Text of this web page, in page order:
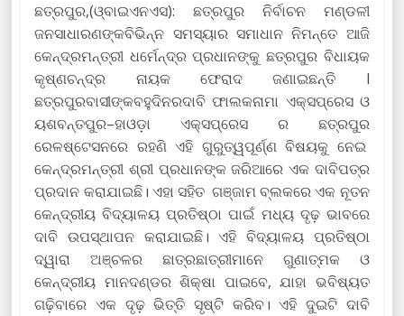
ଛତ୍ରପୁର,(ଓ୍ବାଇଏନଏସ): ଛତ୍ରପୁର ନିର୍ବାଚନ ମଣ୍ଡଳୀ
ଜନସାଧାରଣଙ୍କବିଭିନ୍ନ ସମସ୍ୟାର ସମାଧାନ ନିମନ୍ତେ ଆଜି
କେନ୍ଦ୍ରମନ୍ତ୍ରୀ ଧର୍ମେନ୍ଦ୍ର ପ୍ରଧାନଙ୍କୁ ଛତ୍ରପୁର ବିଧାୟକ
କୃଷ୍ଣଚନ୍ଦ୍ର ନାୟକ ଫେରାଦ ଜଣାଇଛନ୍ତି l
ଛତ୍ରପୁରବାସୀଙ୍କବହୁଦିନରଦାବି ଫାଲକନାମା ଏକ୍ସପ୍ରେସ ଓ
ୟଶବନ୍ତପୁର–ହାଓଡ଼ା ଏକ୍ସପ୍ରେସ ର ଛତ୍ରପୁର
ରେଳଷ୍ଟେସନରେ ରହଣି ଏହି ଗୁରୁତ୍ୱପୂର୍ଣ୍ଣ ବିଷୟକୁ ନେଇ
କେନ୍ଦ୍ରମନ୍ତ୍ରୀ ଶ୍ରୀ ପ୍ରଧାନଙ୍କ ଜରିଆରେ ଏକ ଦାବିପତ୍ର
ପ୍ରଦାନ କରାଯାଇଛି। ଏହା ସହିତ ଗଞ୍ଜାମ ବ୍ଲକରେ ଏକ ନୂତନ
କେନ୍ଦ୍ରୀୟ ବିଦ୍ୟାଳୟ ପ୍ରତିଷ୍ଠା ପାଇଁ ମଧ୍ୟ ଦୃଢ଼ ଭାବରେ
ଦାବି ଉପସ୍ଥାପନ କରାଯାଇଛି। ଏହି ବିଦ୍ୟାଳୟ ପ୍ରତିଷ୍ଠା
ଦ୍ୱାରା ଅଞ୍ଚଳର ଛାତ୍ରଛାତ୍ରୀମାନେ ଗୁଣାତ୍ମକ ଓ
କେନ୍ଦ୍ରୀୟ ମାନଦଣ୍ଡର ଶିକ୍ଷା ପାଇବେ, ଯାହା ଭବିଷ୍ୟତ
ଗଢ଼ିବାରେ ଏକ ଦୃଢ଼ ଭିତ୍ତି ସୃଷ୍ଟି କରିବ। ଏହି ଦୁଇଟି ଦାବି